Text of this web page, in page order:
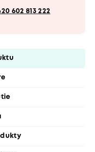
602 813 222